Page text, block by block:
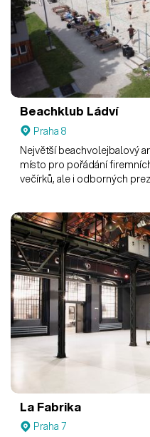
Beachklub Ládví
Praha 8
Největší beachvolejbalový
místo pro pořádání
večírků, ale i odborných
La Fabrika
Praha 7